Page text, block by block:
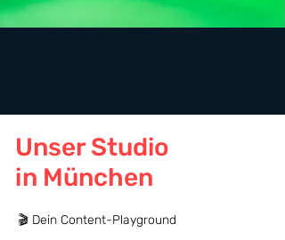
Unser Studio
in München
🎬 Dein Content-Playground